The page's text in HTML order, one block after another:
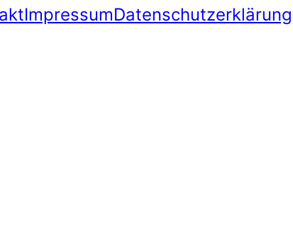
ImpressumDatenschutzerklärung